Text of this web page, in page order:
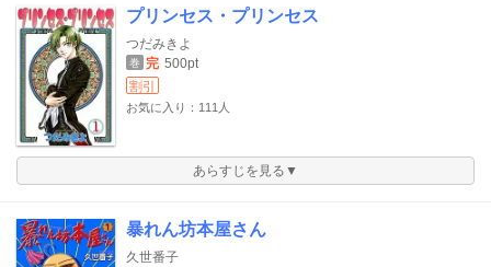
プリンセス・プリンセス
つだみきよ
巻 完 500pt
割引
お気に入り：111人
あらすじを見る▼
暴れん坊本屋さん
久世番子